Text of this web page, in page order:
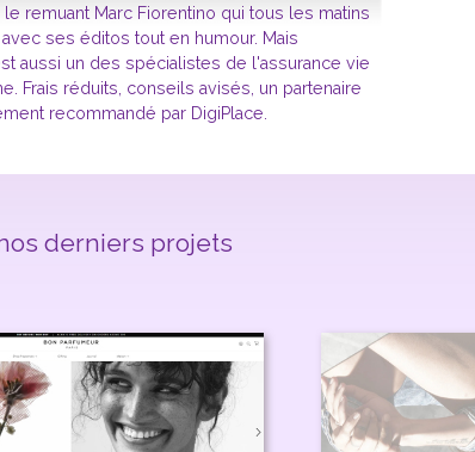
remuant Marc Fiorentino qui tous les matins
ses éditos tout en humour. Mais
aussi un des spécialistes de l'assurance vie
Frais réduits, conseils avisés, un partenaire
recommandé par DigiPlace.
derniers projets